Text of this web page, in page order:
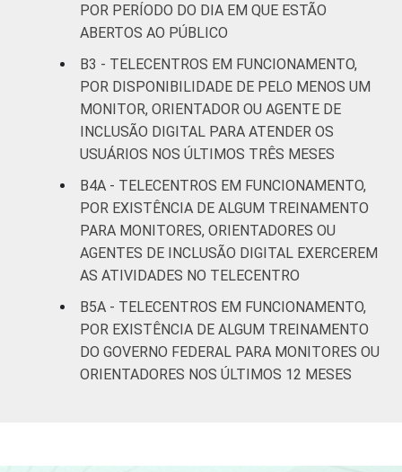
POR PERÍODO DO DIA EM QUE ESTÃO
ABERTOS AO PÚBLICO
B3 - TELECENTROS EM FUNCIONAMENTO,
POR DISPONIBILIDADE DE PELO MENOS UM
MONITOR, ORIENTADOR OU AGENTE DE
INCLUSÃO DIGITAL PARA ATENDER OS
USUÁRIOS NOS ÚLTIMOS TRÊS MESES
B4A - TELECENTROS EM FUNCIONAMENTO,
POR EXISTÊNCIA DE ALGUM TREINAMENTO
PARA MONITORES, ORIENTADORES OU
AGENTES DE INCLUSÃO DIGITAL EXERCEREM
AS ATIVIDADES NO TELECENTRO
B5A - TELECENTROS EM FUNCIONAMENTO,
POR EXISTÊNCIA DE ALGUM TREINAMENTO
DO GOVERNO FEDERAL PARA MONITORES OU
ORIENTADORES NOS ÚLTIMOS 12 MESES